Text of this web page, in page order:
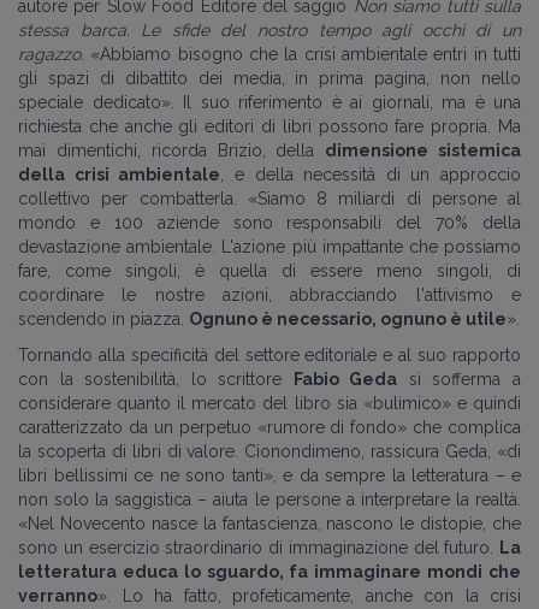
autore per Slow Food Editore del saggio Non siamo tutti sulla
stessa barca. Le sfide del nostro tempo agli occhi di un
ragazzo. «Abbiamo bisogno che la crisi ambientale entri in tutti
gli spazi di dibattito dei media, in prima pagina, non nello
speciale dedicato». Il suo riferimento è ai giornali, ma è una
richiesta che anche gli editori di libri possono fare propria. Ma
mai dimentichi, ricorda Brizio, della dimensione sistemica
della crisi ambientale , e della necessità di un approccio
collettivo per combatterla. «Siamo 8 miliardi di persone al
mondo e 100 aziende sono responsabili del 70% della
devastazione ambientale. L'azione più impattante che possiamo
fare, come singoli, è quella di essere meno singoli, di
coordinare le nostre azioni, abbracciando l'attivismo e
scendendo in piazza. Ognuno è necessario, ognuno è utile».
Tornando alla specificità del settore editoriale e al suo rapporto
con la sostenibilità, lo scrittore
Fabio Geda si sofferma a
considerare quanto il mercato del libro sia «bulimico» e quindi
caratterizzato da un perpetuo «rumore di fondo» che complica
la scoperta di libri di valore. Cionondimeno, rassicura Geda, «di
libri bellissimi ce ne sono tanti», e da sempre la letteratura – e
non solo la saggistica – aiuta le persone a interpretare la realtà.
«Nel Novecento nasce la fantascienza, nascono le distopie, che
sono un esercizio straordinario di immaginazione del futuro.
La
letteratura educa lo sguardo, fa immaginare mondi che
verranno». Lo ha fatto, profeticamente, anche con la crisi